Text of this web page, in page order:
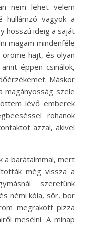
nem lehet velem
hullámzó vagyok a
hosszú ideig a saját
magam mindenféle
hajt, és olyan
éppen csinálok,
Máskor
magányosság szele
lévő emberek
rohanok
azzal, akivel
a barátaimmal, mert
még vissza a
szeretünk
némi kóla, sör, bor
megrakott pizza
mesélni. A minap